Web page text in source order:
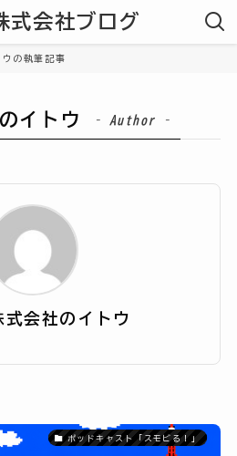
式会社ブログ
の執筆記事
イトウ – Author –
式会社のイトウ
ポッドキャスト「スモビる！」